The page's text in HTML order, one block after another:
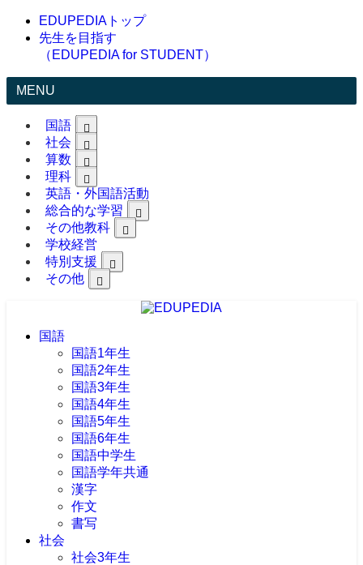
EDUPEDIAトップ
先生を目指す
（EDUPEDIA for STUDENT）
MENU
国語
社会
算数
理科
英語・外国語活動
総合的な学習
その他教科
学校経営
特別支援
その他
国語
国語1年生
国語2年生
国語3年生
国語4年生
国語5年生
国語6年生
国語中学生
国語学年共通
漢字
作文
書写
社会
社会3年生